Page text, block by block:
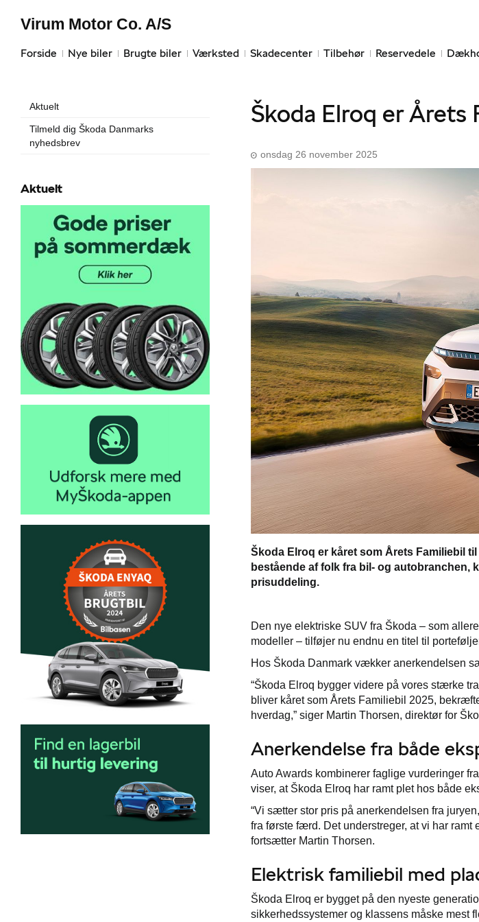
Forside Nye biler Brugte biler Værksted Skadecenter Tilbehør Reservedele
Virum Motor Co. A/S
Aktuelt
Tilmeld dig Škoda Danmarks
nyhedsbrev
Aktuelt
Škoda Elroq er Årets
onsdag 26 november 2025
Škoda Elroq er kåret som Årets Familiebil
bestående af folk fra bil- og autobranchen,
prisuddeling.
Den nye elektriske SUV fra Škoda – som
modeller – tilføjer nu endnu en titel til
Hos Škoda Danmark vækker anerkendelsen
“Škoda Elroq bygger videre på vores stærke
bliver kåret som Årets Familiebil 2025,
hverdag,” siger Martin Thorsen, direktør for
Anerkendelse fra både
Auto Awards kombinerer faglige vurderinger
viser, at Škoda Elroq har ramt plet hos både
“Vi sætter stor pris på anerkendelsen fra
fra første færd. Det understreger, at vi har
fortsætter Martin Thorsen.
Elektrisk familiebil med
Škoda Elroq er bygget på den nyeste
sikkerhedssystemer og klassens måske mest